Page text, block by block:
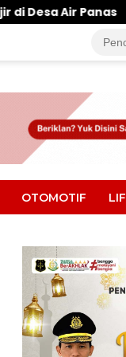
Warung Makan
OTOMOTIF